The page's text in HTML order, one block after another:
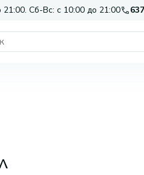
Сб-Вс: с 10:00 до 21:00